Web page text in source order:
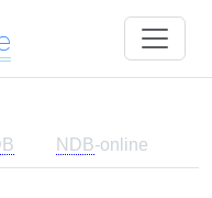
NDB-online